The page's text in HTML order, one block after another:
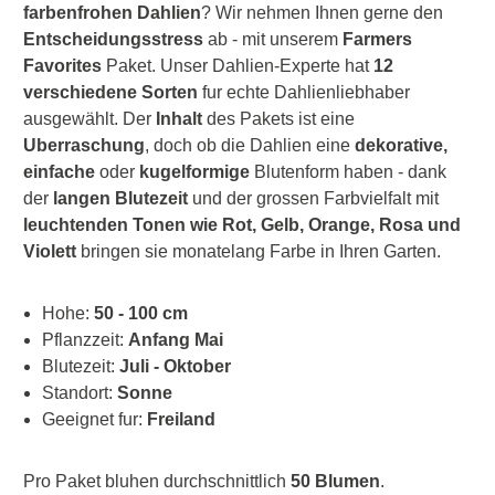
farbenfrohen Dahlien? Wir nehmen Ihnen gerne den
Entscheidungsstress ab - mit unserem Farmers
Favorites Paket. Unser Dahlien-Experte hat 12
verschiedene Sorten fur echte Dahlienliebhaber
ausgewählt. Der Inhalt des Pakets ist eine
Uberraschung, doch ob die Dahlien eine dekorative,
einfache oder kugelformige Blutenform haben - dank
der langen Blutezeit und der grossen Farbvielfalt mit
leuchtenden Tonen wie Rot, Gelb, Orange, Rosa und
Violett bringen sie monatelang Farbe in Ihren Garten.
Hohe: 50 - 100 cm
Pflanzzeit: Anfang Mai
Blutezeit: Juli - Oktober
Standort: Sonne
Geeignet fur: Freiland
Pro Paket bluhen durchschnittlich 50 Blumen.